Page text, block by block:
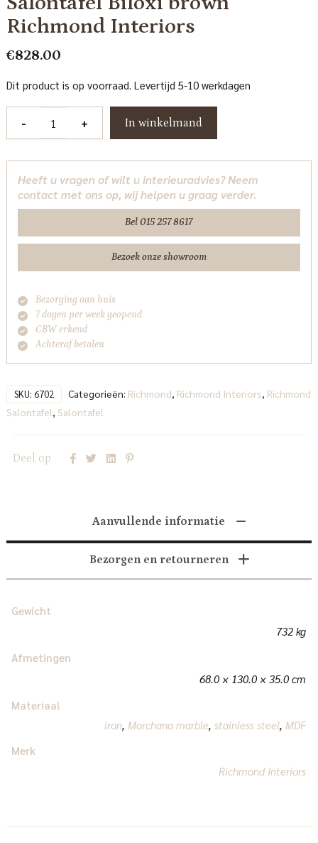
Richmond Interiors
€828.00
Dit product is op voorraad. Levertijd 5-10 werkdagen
-
Richmond
Interiors
aantal
+ In winkelmand
Heeft u vragen of wilt u interieuradvies? Neem
contact met ons op, wij helpen u graag verder.
Bel 015 257 8617
Bezoek onze showroom
Bezorging aan huis
7 dagen per week geopend
CBW erkend
Achteraf betalen
SKU: 6702 Categorieën: Richmond, Richmond Interiors, Richmond
Salontafel, Salontafel
Deel op
Aanvullende informatie
Bezorgen en retourneren
Gewicht
732 kg
Afmetingen
68.0 × 130.0 × 35.0 cm
Materiaal
iron, Morchana marble,stainless steel, MDF
Merk
Richmond Interiors